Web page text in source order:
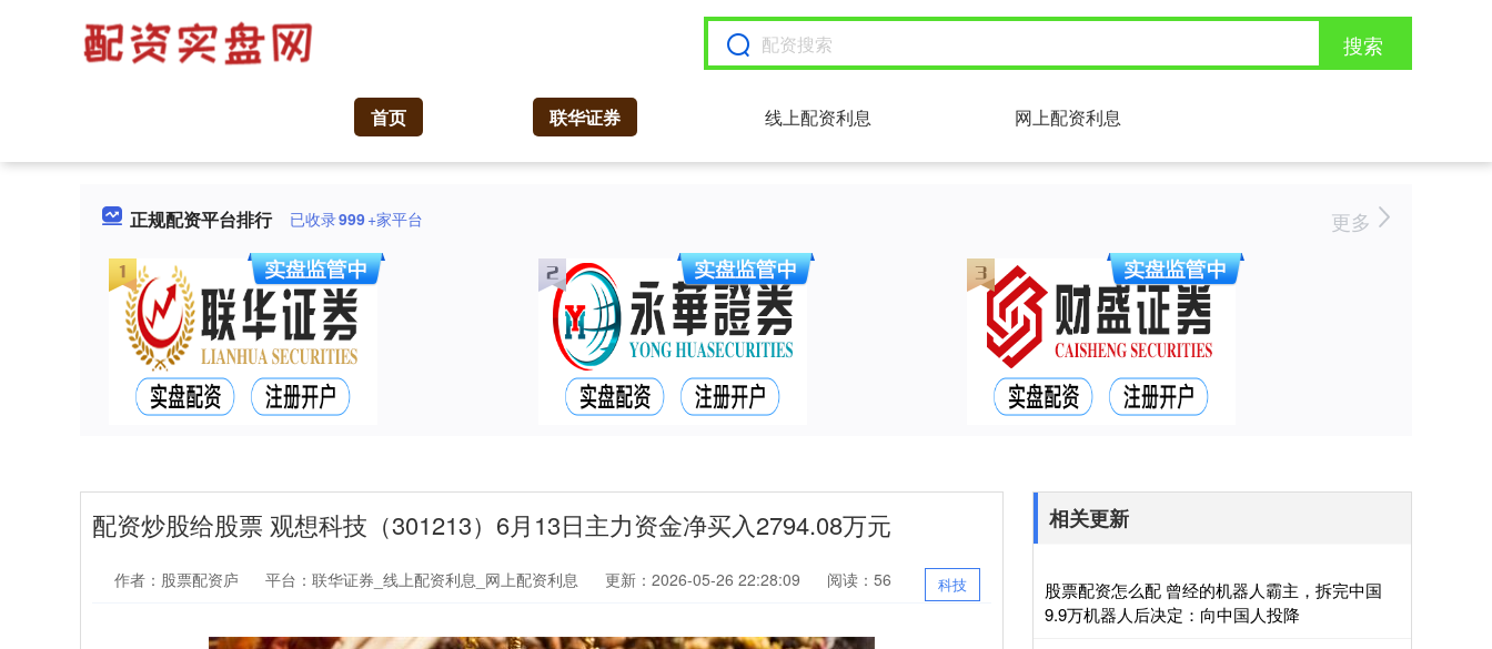
搜索
首页 联华证券 线上配资利息 网上配资利息
正规配资平台排行 已收录999+家平台 更多
配资炒股给股票 观想科技（301213）6月13日主力资金净买入2794.08万元
科技
作者：股票配资庐 平台：联华证券_线上配资利息_网上配资利息 更新：2026-05-26 22:28:09 阅读：56
相关更新
股票配资怎么配 曾经的机器人霸主，拆完中国
9.9万机器人后决定：向中国人投降